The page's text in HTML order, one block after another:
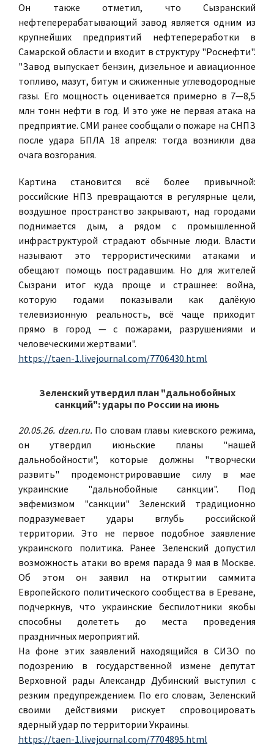
Он также отметил, что Сызранский
нефтеперерабатывающий завод является одним из
крупнейших предприятий нефтепереработки в
Самарской области и входит в структуру "Роснефти".
"Завод выпускает бензин, дизельное и авиационное
топливо, мазут, битум и сжиженные углеводородные
газы. Его мощность оценивается примерно в 7—8,5
млн тонн нефти в год. И это уже не первая атака на
предприятие. СМИ ранее сообщали о пожаре на СНПЗ
после удара БПЛА 18 апреля: тогда возникли два
очага возгорания.
Картина становится всё более привычной:
российские НПЗ превращаются в регулярные цели,
воздушное пространство закрывают, над городами
поднимается дым, а рядом с промышленной
инфраструктурой страдают обычные люди. Власти
называют это террористическими атаками и
обещают помощь пострадавшим. Но для жителей
Сызрани итог куда проще и страшнее: война,
которую годами показывали как далёкую
телевизионную реальность, всё чаще приходит
прямо в город — с пожарами, разрушениями и
человеческими жертвами".
https://taen-1.livejournal.com/7706430.html
Зеленский утвердил план "дальнобойных
санкций": удары по России на июнь
20.05.26. dzen.ru. По словам главы киевского режима,
он утвердил июньские планы "нашей
дальнобойности", которые должны "творчески
развить" продемонстрировавшие силу в мае
украинские "дальнобойные санкции". Под
эвфемизмом "санкции" Зеленский традиционно
подразумевает удары вглубь российской
территории. Это не первое подобное заявление
украинского политика. Ранее Зеленский допустил
возможность атаки во время парада 9 мая в Москве.
Об этом он заявил на открытии саммита
Европейского политического сообщества в Ереване,
подчеркнув, что украинские беспилотники якобы
способны долететь до места проведения
праздничных мероприятий.
На фоне этих заявлений находящийся в СИЗО по
подозрению в государственной измене депутат
Верховной рады Александр Дубинский выступил с
резким предупреждением. По его словам, Зеленский
своими действиями рискует спровоцировать
ядерный удар по территории Украины.
https://taen-1.livejournal.com/7704895.html